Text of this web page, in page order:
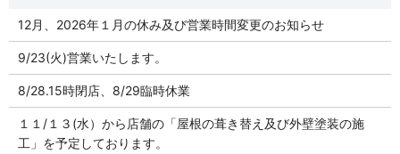
12月、2026年１月の休み及び営業時間変更のお知らせ
9/23(火)営業いたします。
8/28.15時閉店、8/29臨時休業
１１/１３(水）から店舗の「屋根の葺き替え及び外壁塗装の施
工」を予定しております。